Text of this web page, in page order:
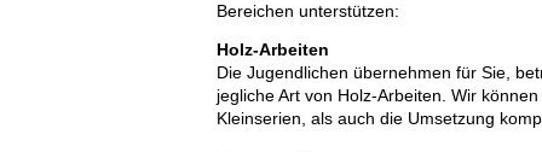
Bereichen unterstützen:
Holz-Arbeiten
Die Jugendlichen übernehmen für Sie,
jegliche Art von Holz-Arbeiten. Wir
Kleinserien, als auch die Umsetzung